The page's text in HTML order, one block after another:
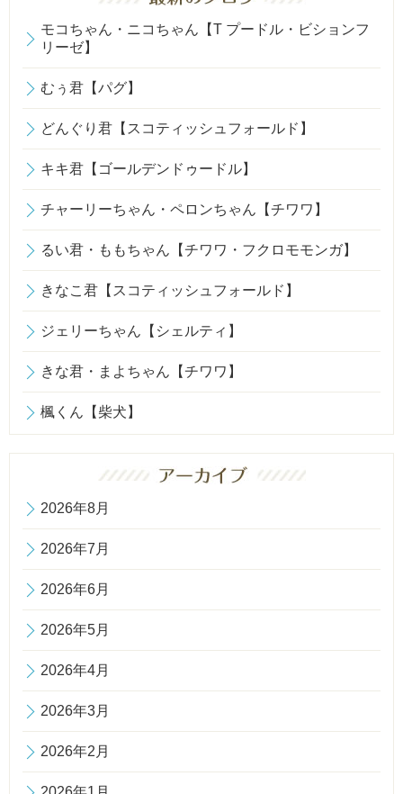
モコちゃん・ニコちゃん【T プードル・ビションフ
リーゼ】
むぅ君【パグ】
どんぐり君【スコティッシュフォールド】
キキ君【ゴールデンドゥードル】
チャーリーちゃん・ペロンちゃん【チワワ】
るい君・ももちゃん【チワワ・フクロモモンガ】
きなこ君【スコティッシュフォールド】
ジェリーちゃん【シェルティ】
きな君・まよちゃん【チワワ】
楓くん【柴犬】
2026年8月
2026年7月
2026年6月
2026年5月
2026年4月
2026年3月
2026年2月